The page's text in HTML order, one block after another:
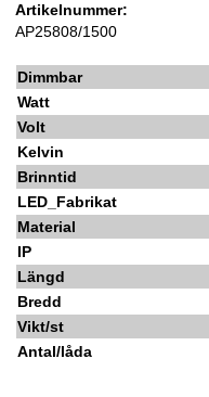
Artikelnummer:
AP25808/1500
Dimmbar
Watt
Volt
Kelvin
Brinntid
LED_Fabrikat
Material
IP
Längd
Bredd
Vikt/st
Antal/låda